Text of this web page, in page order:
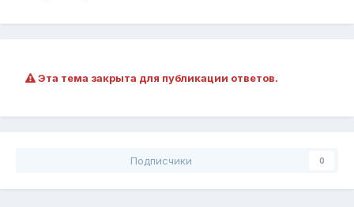
Эта тема закрыта для публикации ответов.
Подписчики 0